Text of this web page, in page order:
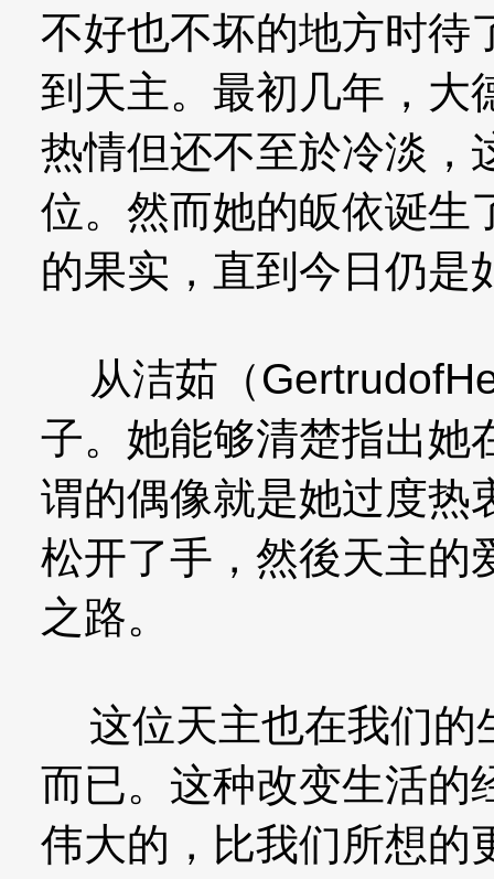
不好也不坏的地方时待
到天主。最初几年，大
热情但还不至於冷淡，
位。然而她的皈依诞生
的果实，直到今日仍是
从洁茹（
子。她能够清楚指出她
谓的偶像就是她过度热
松开了手，然後天主的
之路。
这位天主也在我们的
而已。这种改变生活的
伟大的，比我们所想的